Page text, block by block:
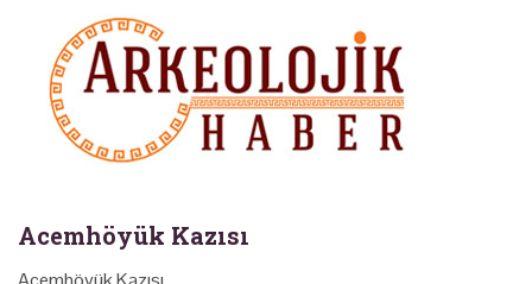
Acemhöyük Kazısı